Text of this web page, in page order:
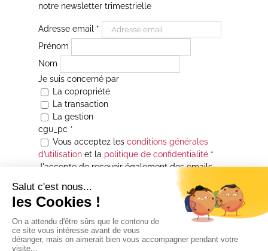
notre newsletter trimestrielle
Adresse email *
Prénom
Nom
Je suis concerné par
La copropriété
La transaction
La gestion
cgu_pc *
Vous acceptez les conditions générales
d’utilisationet la politique de confidentialité*
J'accepte de recevoir également des emails
Je souhaite être informé(e) de toutes les
actualités immobilières des agences de la
Maison Atrium Gestion. À tout moment, vous
pourrez utiliser le lien de désabonnement
intégré aux courriers électroniques qui vous
seront envoyés.